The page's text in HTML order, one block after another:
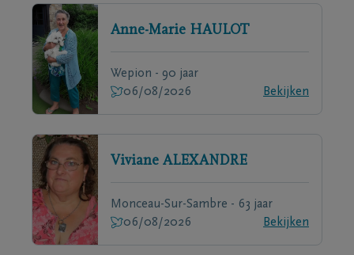
Anne-Marie HAULOT
Wepion - 90 jaar
06/08/2026
Bekijken
Viviane ALEXANDRE
Monceau-Sur-Sambre - 63 jaar
06/08/2026
Bekijken